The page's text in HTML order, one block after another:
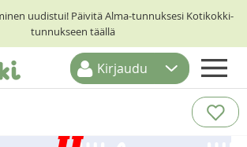
uudistui! Päivitä Alma-tunnuksesi Kotikokki-
tunnukseen täällä
Kirjaudu